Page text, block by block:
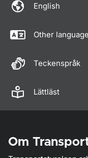
English
Other
Teckenspråk
Lättläst
Om